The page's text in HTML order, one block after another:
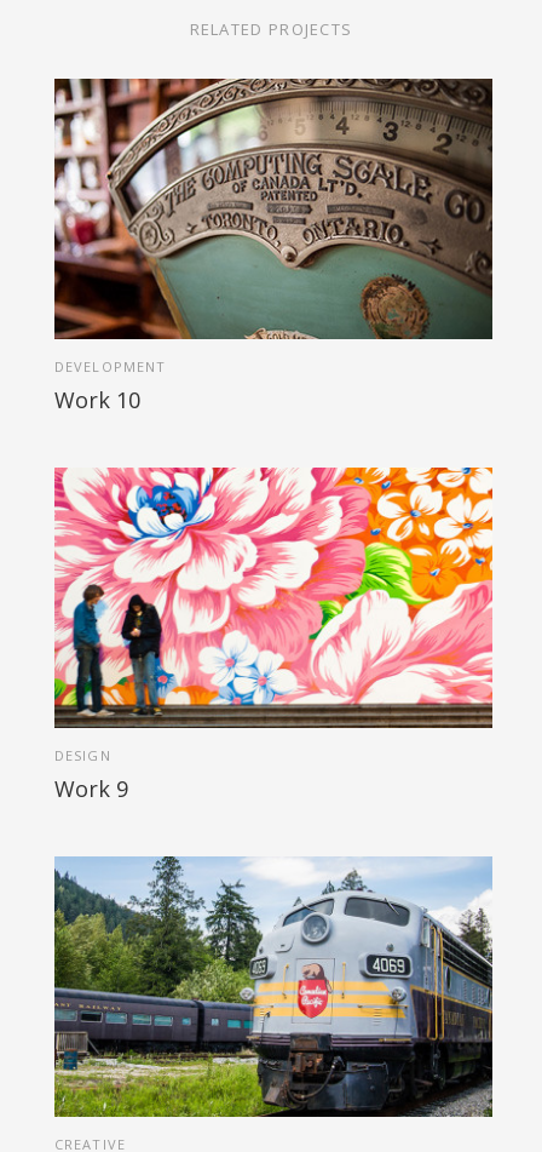
RELATED PROJECTS
DEVELOPMENT
Work 10
DESIGN
Work 9
CREATIVE